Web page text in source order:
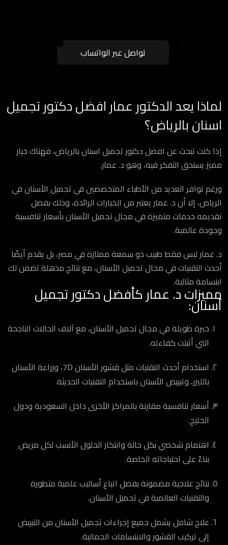
تواصل عبر الواتساب
لماذا يعد الدكتور عمار افضل دكتور تجميل
اسنان بالرياض؟
إذا كنت تبحث عن افضل دكتور تجميل اسنان بالرياض، فهناك خيار
مميز يستحق التفكر فيه، وهو د. عمار.
ورغم توافر العديد من الأطباء المتخصصين في تجميل الأسنان في
الرياض، إلا أن د. عمار يعتبر من الخيارات الرائدة، وذلك بفضل
تقديمه خدمات متميزة في مجال تجميل الأسنان بأسعار تنافسية
وجودة عالمية.
د. عمار ليس فقط طبيب ذو سمعة ممتازة في مصر، بل يقدم أيضًا
أحدث التقنيات في مجال تجميل الأسنان، مع نتائج مذهلة تضمن لك
ابتسامة مثالية.
مميزات د. عمار كأفضل دكتور تجميل
أسنان:
خبرة طويلة في مجال تجميل الأسنان، مع آلاف الحالات الناجحة
التي أثبتت كفاءته.
استخدام أحدث التقنيات مثل قشور الأسنان 7D، وزراعة الأسنان
بالليزر، وتبييض الأسنان باستخدام التقنيات الحديثة.
أسعار تنافسية مقارنة بالمراكز الأخرى داخل السعودية ودول
الخليج.
اهتمام شخصي بكل حالة وابتكار الحلول الأنسب لكل مريض
بناءً على احتياجاته الخاصة.
نتائج علاجية مضمونة بفضل اتباع أساليب علمية متطورة
والتقنيات العالمية في تجميل الأسنان.
علاج شامل يشمل جميع إجراءات تجميل الأسنان من التبييض
إلى تركيب القشور والابتسامات الجمالية.